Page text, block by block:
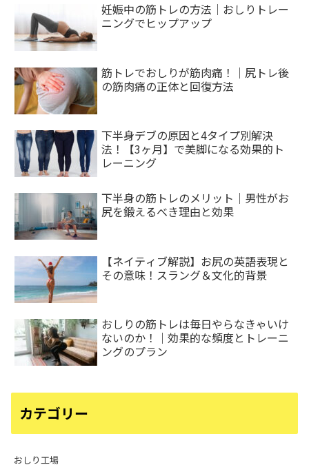
妊娠中の筋トレの方法｜おしりトレー
ニングでヒップアップ
筋トレでおしりが筋肉痛！｜尻トレ後
の筋肉痛の正体と回復方法
下半身デブの原因と4タイプ別解決
法！【3ヶ月】で美脚になる効果的ト
レーニング
下半身の筋トレのメリット｜男性がお
尻を鍛えるべき理由と効果
【ネイティブ解説】お尻の英語表現と
その意味！スラング＆文化的背景
おしりの筋トレは毎日やらなきゃいけ
ないのか！｜効果的な頻度とトレーニ
ングのプラン
カテゴリー
おしり工場